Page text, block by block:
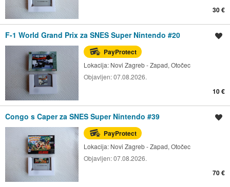
30 €
F-1 World Grand Prix za SNES Super Nintendo #20
PayProtect
Lokacija: Novi Zagreb - Zapad, Otočec
Objavljen:07.08.2026.
10 €
Congo s Caper za SNES Super Nintendo #39
PayProtect
Lokacija: Novi Zagreb - Zapad, Otočec
Objavljen:07.08.2026.
70 €